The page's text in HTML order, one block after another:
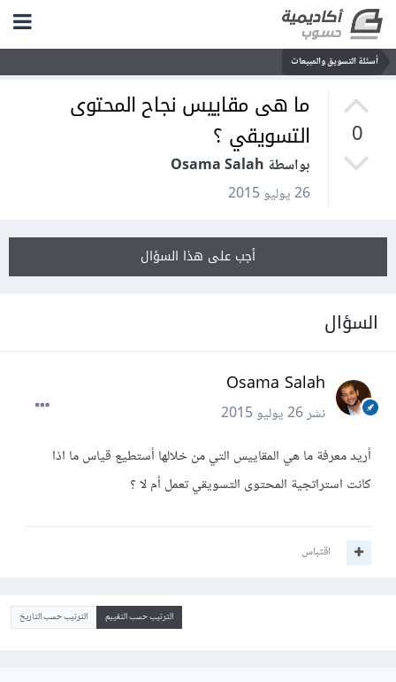
أسئلة التسويق والمبيعات
0
ما هى مقاييس نجاح المحتوى
التسويقي ؟
بواسطة Osama Salah
26 يوليو 2015
أجب على هذا السؤال
السؤال
Osama Salah
نشر26 يوليو 2015
أريد معرفة ما هي المقاييس التي من خلالها أستطيع قياس ما اذا
كانت استراتجية المحتوى التسويقي تعمل أم لا ؟
اقتباس
الترتيب حسب التقييم الترتيب حسب التاريخ